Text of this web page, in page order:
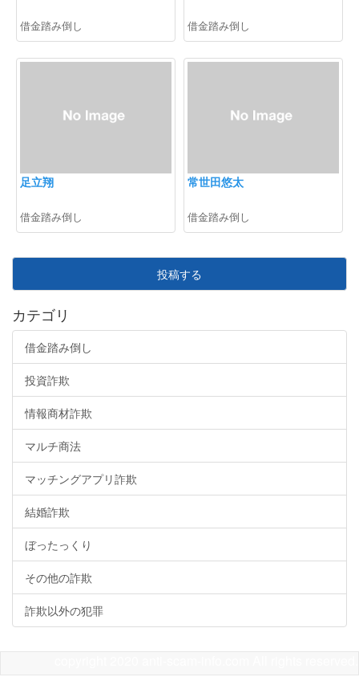
借金踏み倒し 借金踏み倒し
足立翔
借金踏み倒し
常世田悠太
借金踏み倒し
投稿する
カテゴリ
借金踏み倒し
投資詐欺
情報商材詐欺
マルチ商法
マッチングアプリ詐欺
結婚詐欺
ぼったっくり
その他の詐欺
詐欺以外の犯罪